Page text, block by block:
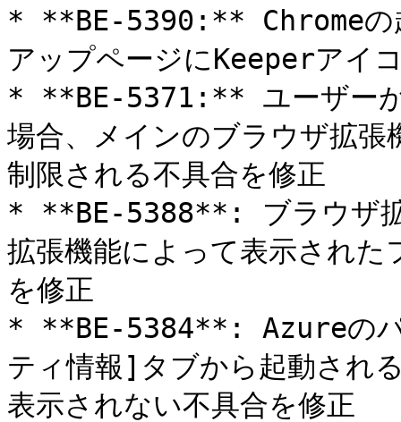
* **BE-5390:** Chromeの
アップページにKeeperアイ
* **BE-5371:** ユーザーが
場合、メインのブラウザ拡
制限される不具合を修正
* **BE-5388**: ブラウザ
拡張機能によって表示された
を修正
* **BE-5384**: Azureのパ
ティ情報]タブから起動され
表示されない不具合を修正